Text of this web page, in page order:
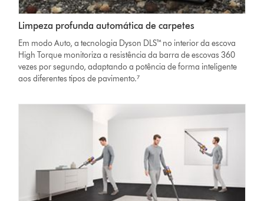
Limpeza profunda automática de carpetes
Em modo Auto, a tecnologia Dyson DLS™ no interior da escova
High Torque monitoriza a resistência da barra de escovas 360
vezes por segundo, adaptando a potência de forma inteligente
aos diferentes tipos de pavimento.⁷